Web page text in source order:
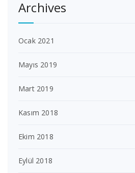
Archives
Ocak 2021
Mayıs 2019
Mart 2019
Kasım 2018
Ekim 2018
Eylül 2018